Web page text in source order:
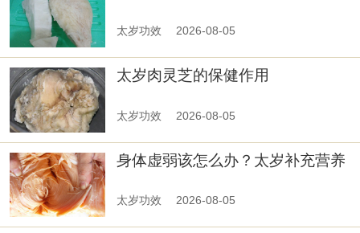
太岁功效 2026-08-05
太岁肉灵芝的保健作用
太岁功效 2026-08-05
身体虚弱该怎么办？太岁补充营养
太岁功效 2026-08-05